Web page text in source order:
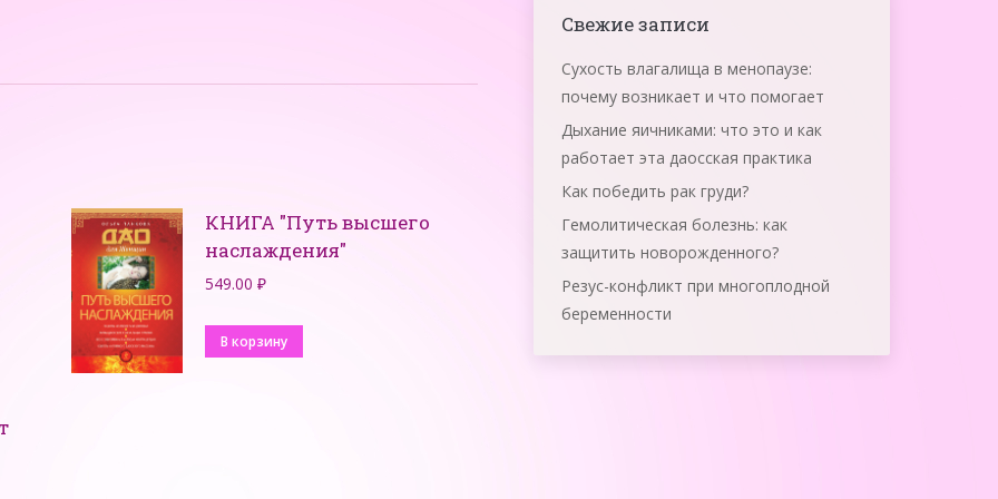
КНИГА "Путь высшего
наслаждения"
549.00 ₽
В корзину
Свежие записи
Сухость влагалища в менопаузе:
почему возникает и что помогает
Дыхание яичниками: что это и как
работает эта даосская практика
Как победить рак груди?
Гемолитическая болезнь: как
защитить новорожденного?
Резус-конфликт при многоплодной
беременности